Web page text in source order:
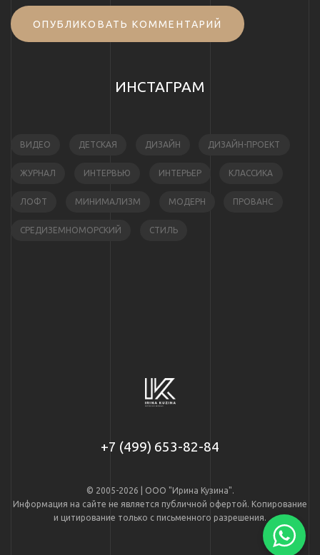
ОПУБЛИКОВАТЬ КОММЕНТАРИЙ
ИНСТАГРАМ
ВИДЕО ДЕТСКАЯ ДИЗАЙН ДИЗАЙН-ПРОЕКТ
ЖУРНАЛ ИНТЕРВЬЮ ИНТЕРЬЕР КЛАССИКА
ЛОФТ МИНИМАЛИЗМ МОДЕРН ПРОВАНС
СРЕДИЗЕМНОМОРСКИЙ СТИЛЬ
+7 (499) 653-82-84
© 2005-2026 | ООО "Ирина Кузина".
Информация на сайте не является публичной офертой. Копирование
и цитирование только с письменного разрешения.